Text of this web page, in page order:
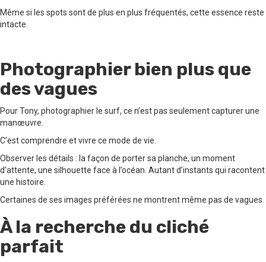
Même si les spots sont de plus en plus fréquentés, cette essence reste
intacte.
Photographier bien plus que
des vagues
Pour Tony, photographier le surf, ce n’est pas seulement capturer une
manœuvre.
C’est comprendre et vivre ce mode de vie.
Observer les détails : la façon de porter sa planche, un moment
d’attente, une silhouette face à l’océan. Autant d’instants qui racontent
une histoire.
Certaines de ses images préférées ne montrent même pas de vagues.
À la recherche du cliché
parfait